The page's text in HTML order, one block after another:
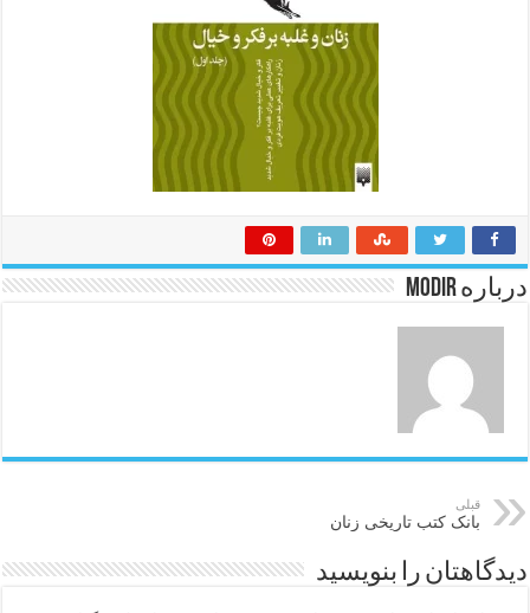
درباره modir
قبلی
بانک کتب تاریخی زنان
دیدگاهتان را بنویسید